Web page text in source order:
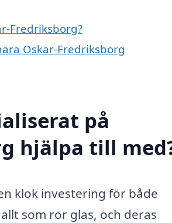
Fredriksborg?
Oskar-Fredriksborg
på
hjälpa till
klok investering för både
som rör glas, och deras